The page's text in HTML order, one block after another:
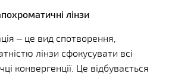
лінзи
– це вид спотворення,
лінзи сфокусувати всі
конвергенції. Це відбувається